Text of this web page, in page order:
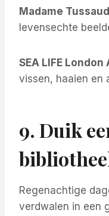
Madame
levensechte
SEA LIFE
vissen, haaien en
9. Duik
Regenachtige
verdwalen in een